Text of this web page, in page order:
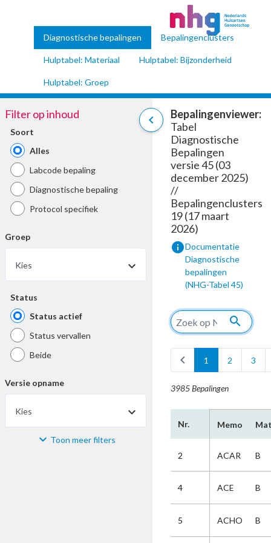
Diagnostische bepalingen Bepalingenclusters
Hulptabel: Materiaal Hulptabel: Bijzonderheid
Hulptabel: Groep
chevron_left
Filter op inhoud
Soort
Alles
Labcode bepaling
Diagnostische bepaling
Protocol specifiek
Groep
Kies
Status
Status actief
Status vervallen
Beide
Versie opname
Kies
Materiaal Toon meer filters
Bepalingenviewer:
Tabel
Diagnostische
Bepalingen
versie 45 (03
december 2025)
//
Bepalingenclusters
19 (17 maart
2026)
infoDocumentatie
Diagnostische
bepalingen
(NHG-Tabel 45)
search
chevron_left 1 2 3
3985 Bepalingen
Nr. Memo
2 ACAR B
4 ACE B
5 ACHO B